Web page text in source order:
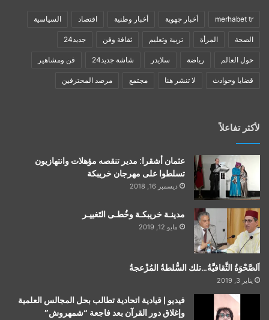
merhabet tr أخبار جهوية أخبار وطنية اقتصاد السياسية
الصحة المرأة تربية وتعليم ثقافة وفن جديد24
حول العالم رياضة سلايدر شاشة جديد24 فن ومشاهير
قضايا وحوادث لا تنشر هنا مجتمع مرصد المحترفين
لأكثر تفاعلاً
عثمان أشقرا: مدير تنقصه مؤهلات وانتهازيون
تسلطوا على مهرجان خريبكة
ديسمبر 16, 2018
مدينـة خريبكـة وخُطـى التَغييـر
مايو 12, 2019
اَلصَّحْوَةُ الثَّقافيَّةُ…تلك السُّلطةُ المُزْعجةُ
يناير 3, 2019
فيديو | قيادية اتحادية تطالب بحل المجالس العلمية
وإغلاق دور القرآن بعد فاجعة “شمهروش”